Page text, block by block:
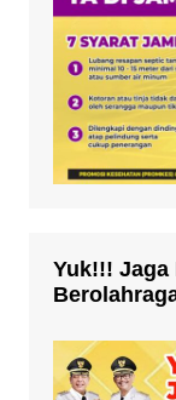
Yuk!!! Jaga